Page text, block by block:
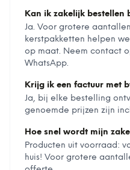
Kan ik zakelijk bestellen
Ja. Voor grotere
kerstpakketten helpen
op maat. Neem contact
WhatsApp.
Krijg ik een factuur met
Ja, bij elke bestelling
genoemde prijzen zijn
Hoe snel wordt mijn
Producten uit voorraad:
huis! Voor grotere